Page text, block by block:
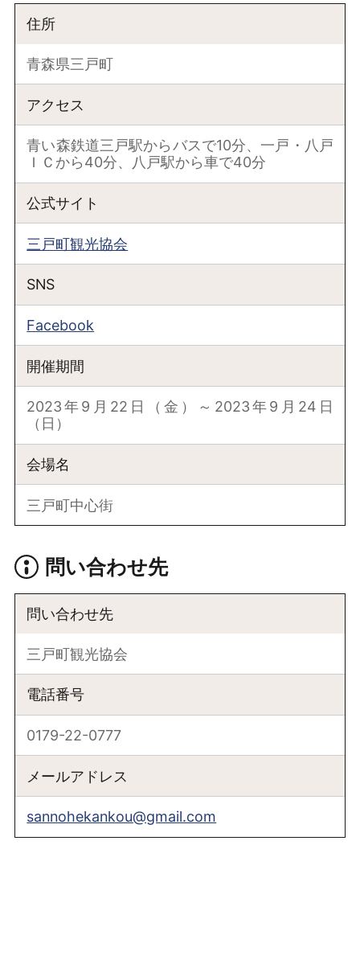
住所
青森県三戸町
アクセス
青い森鉄道三戸駅からバスで10分、一戸・八戸
ＩＣから40分、八戸駅から車で40分
公式サイト
三戸町観光協会
SNS
Facebook
開催期間
2023年9月22日（金）～2023年9月24日
（日）
会場名
三戸町中心街
問い合わせ先
問い合わせ先
三戸町観光協会
電話番号
0179-22-0777
メールアドレス
sannohekankou@gmail.com